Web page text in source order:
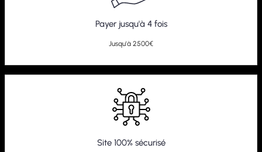
Payer jusqu'à 4 fois
Jusqu'à 2500€
Site 100% sécurisé